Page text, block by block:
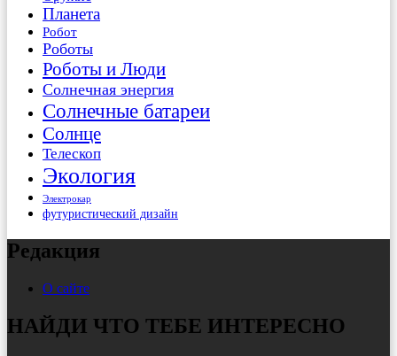
Планета
Робот
Роботы
Роботы и Люди
Солнечная энергия
Солнечные батареи
Солнце
Телескоп
Экология
Электрокар
футуристический дизайн
Редакция
О сайте
НАЙДИ ЧТО ТЕБЕ ИНТЕРЕСНО